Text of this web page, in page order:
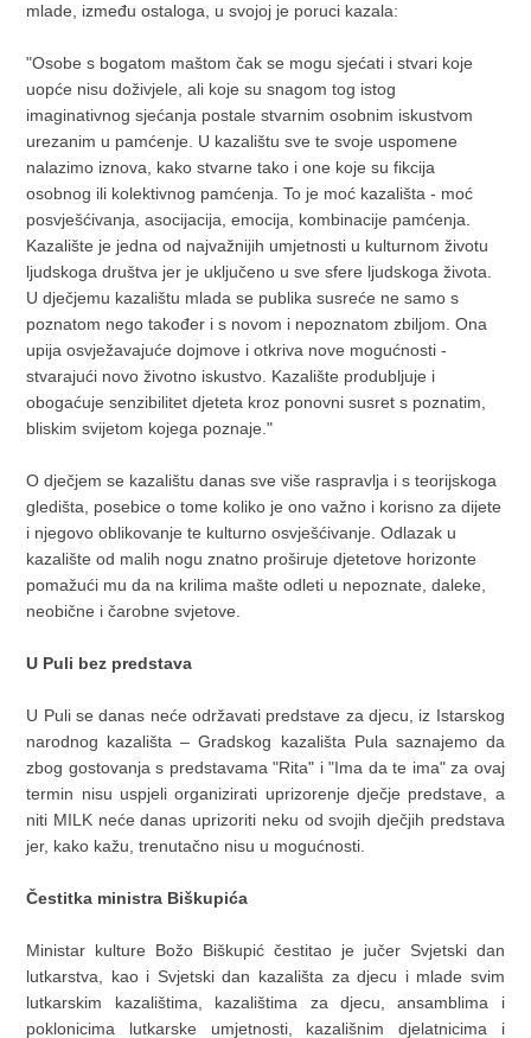
mlade, između ostaloga, u svojoj je poruci kazala:
"Osobe s bogatom maštom čak se mogu sjećati i stvari koje
uopće nisu doživjele, ali koje su snagom tog istog
imaginativnog sjećanja postale stvarnim osobnim iskustvom
urezanim u pamćenje. U kazalištu sve te svoje uspomene
nalazimo iznova, kako stvarne tako i one koje su fikcija
osobnog ili kolektivnog pamćenja. To je moć kazališta - moć
posvješćivanja, asocijacija, emocija, kombinacije pamćenja.
Kazalište je jedna od najvažnijih umjetnosti u kulturnom životu
ljudskoga društva jer je uključeno u sve sfere ljudskoga života.
U dječjemu kazalištu mlada se publika susreće ne samo s
poznatom nego također i s novom i nepoznatom zbiljom. Ona
upija osvježavajuće dojmove i otkriva nove mogućnosti -
stvarajući novo životno iskustvo. Kazalište produbljuje i
obogaćuje senzibilitet djeteta kroz ponovni susret s poznatim,
bliskim svijetom kojega poznaje."
O dječjem se kazalištu danas sve više raspravlja i s teorijskoga
gledišta, posebice o tome koliko je ono važno i korisno za dijete
i njegovo oblikovanje te kulturno osvješćivanje. Odlazak u
kazalište od malih nogu znatno proširuje djetetove horizonte
pomažući mu da na krilima mašte odleti u nepoznate, daleke,
neobične i čarobne svjetove.
U Puli bez predstava
U Puli se danas neće održavati predstave za djecu, iz Istarskog
narodnog kazališta – Gradskog kazališta Pula saznajemo da
zbog gostovanja s predstavama "Rita" i "Ima da te ima" za ovaj
termin nisu uspjeli organizirati uprizorenje dječje predstave, a
niti MILK neće danas uprizoriti neku od svojih dječjih predstava
jer, kako kažu, trenutačno nisu u mogućnosti.
Čestitka ministra Biškupića
Ministar kulture Božo Biškupić čestitao je jučer Svjetski dan
lutkarstva, kao i Svjetski dan kazališta za djecu i mlade svim
lutkarskim kazalištima, kazalištima za djecu, ansamblima i
poklonicima lutkarske umjetnosti, kazališnim djelatnicima i